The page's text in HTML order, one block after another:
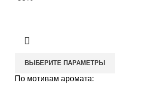
ВЫБЕРИТЕ ПАРАМЕТРЫ
По мотивам аромата: